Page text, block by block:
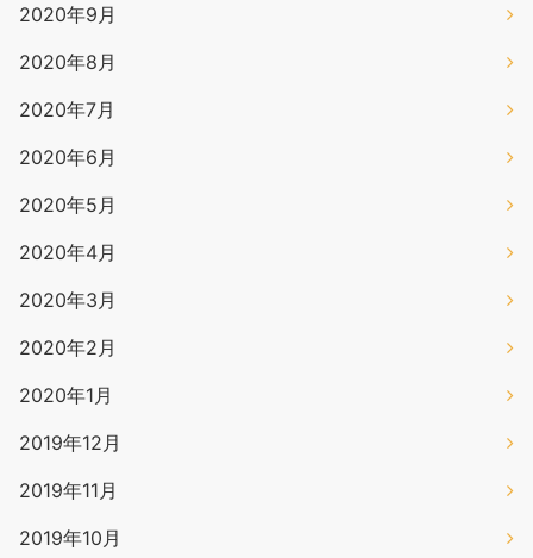
2020年9月
2020年8月
2020年7月
2020年6月
2020年5月
2020年4月
2020年3月
2020年2月
2020年1月
2019年12月
2019年11月
2019年10月